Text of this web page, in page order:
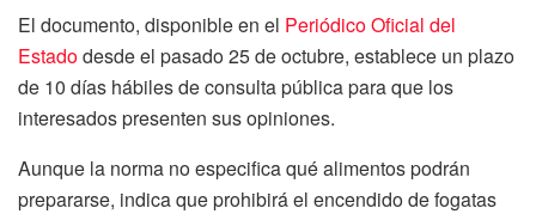
El documento, disponible en el Periódico Oficial del
Estadodesde el pasado 25 de octubre, establece un plazo
de 10 días hábiles de consulta pública para que los
interesados presenten sus opiniones.
Aunque la norma no especifica qué alimentos podrán
prepararse, indica que prohibirá el encendido de fogatas